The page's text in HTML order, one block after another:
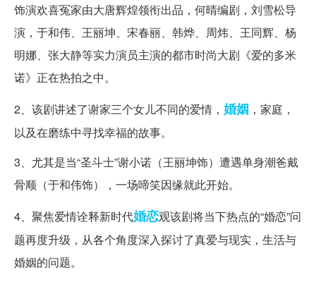
饰演欢喜冤家由大唐辉煌领衔出品，何晴编剧，刘雪松导
演，于和伟、王丽坤、宋春丽、韩烨、周炜、王同辉、杨
明娜、张大静等实力演员主演的都市时尚大剧《爱的多米
诺》正在热拍之中。
2、该剧讲述了谢家三个女儿不同的爱情， 婚姻 ，家庭，
以及在磨练中寻找幸福的故事。
3、尤其是当“圣斗士”谢小诺（王丽坤饰）遭遇单身潮爸戴
骨顺（于和伟饰），一场啼笑因缘就此开始。
4、聚焦爱情诠释新时代婚恋观该剧将当下热点的“婚恋”问
题再度升级，从各个角度深入探讨了真爱与现实，生活与
婚姻的问题。